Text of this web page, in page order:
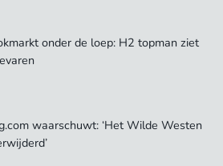
onder de loep: H2 topman ziet
waarschuwt: ‘Het Wilde Westen